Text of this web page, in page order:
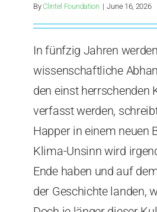
ByClintel Foundation | June 16, 2026
In fünfzig Jahren werden
wissenschaftliche
den einst herrschenden
verfasst werden,
Happer in einem neuen
Klima-Unsinn wird
Ende haben und auf
der Geschichte landen,